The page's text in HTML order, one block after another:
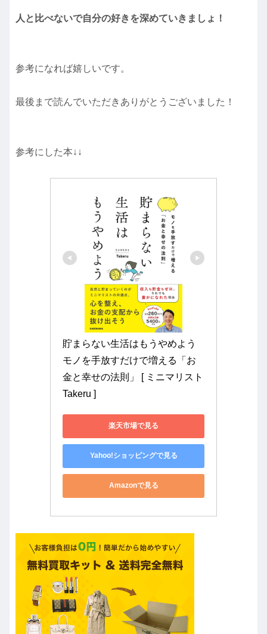
人と比べないで自分の好きを深めていきましょ！
参考になれば嬉しいです。
最後まで読んでいただきありがとうございました！
参考にした本↓↓
貯まらない生活はもうやめよう
モノを手放すだけで増える「お
金と幸せの法則」 [ ミニマリスト
Takeru ]
楽天市場で見る
Yahoo!ショッピングで見る
Amazonで見る